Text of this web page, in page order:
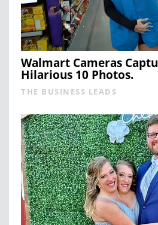
Walmart Cameras
Hilarious 10 Photos.
THE BUSINESS LEADS